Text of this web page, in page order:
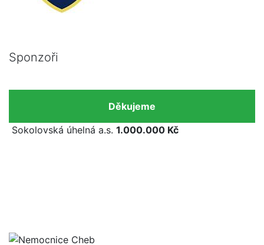
Sponzoři
Děkujeme
Sokolovská úhelná a.s. 1.000.000 Kč